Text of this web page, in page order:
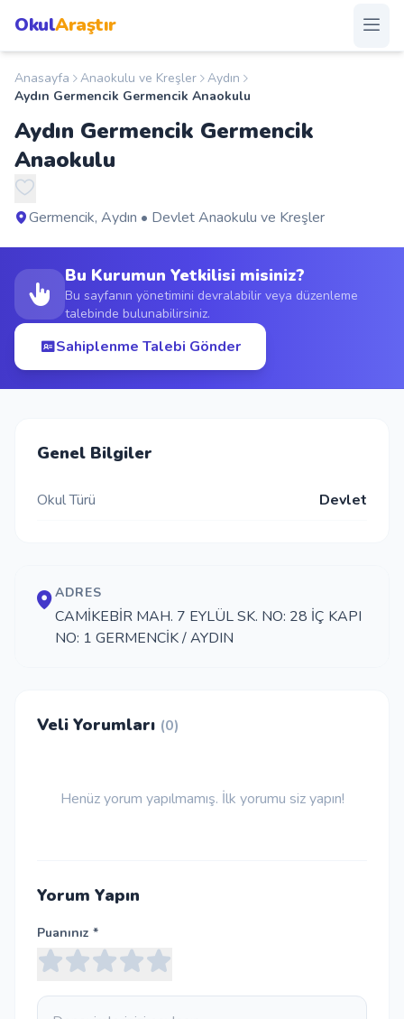
OkulAraştır
Anasayfa
Okullar
Şehirler
Duyurular
S.S.S.
Blog
Okul Ekle
Anasayfa Anaokulu ve Kreşler
Aydın
Aydın Germencik Germencik Anaokulu
Aydın Germencik Germencik
Anaokulu
Germencik, Aydın • Devlet Anaokulu ve Kreşler
Bu Kurumun Yetkilisi misiniz?
Bu sayfanın yönetimini devralabilir veya düzenleme
talebinde bulunabilirsiniz.
Sahiplenme Talebi Gönder
Genel Bilgiler
Okul Türü Devlet
ADRES
CAMİKEBİR MAH. 7 EYLÜL SK. NO: 28 İÇ KAPI
NO: 1 GERMENCİK / AYDIN
Veli Yorumları (0)
Henüz yorum yapılmamış. İlk yorumu siz yapın!
Yorum Yapın
Puanınız *